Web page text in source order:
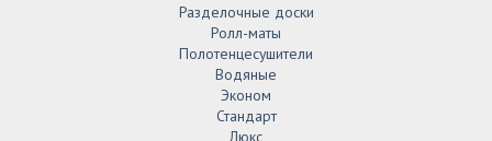
Разделочные доски
Ролл-маты
Полотенцесушители
Водяные
Эконом
Стандарт
Люкс